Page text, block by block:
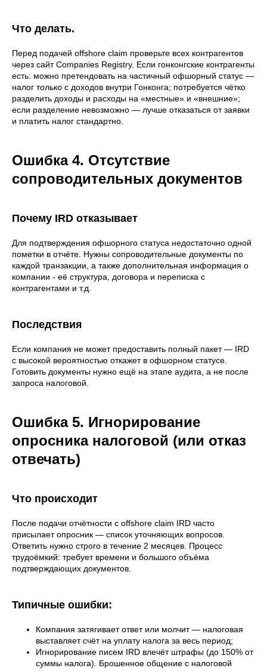
Что делать.
Перед подачей offshore claim проверьте всех контрагентов
через сайт Companies Registry. Если гонконгские контрагенты
есть: можно претендовать на частичный офшорный статус —
налог только с доходов внутри Гонконга; потребуется чётко
разделить доходы и расходы на «местные» и «внешние»;
если разделение невозможно — лучше отказаться от заявки
и платить налог стандартно.
Ошибка 4. Отсутствие
сопроводительных документов
Почему IRD отказывает
Для подтверждения офшорного статуса недостаточно одной
пометки в отчёте. Нужны сопроводительные документы по
каждой транзакции, а также дополнительная информация о
компании - её структура, договора и переписка с
контрагентами и т.д.
Последствия
Если компания не может предоставить полный пакет — IRD
с высокой вероятностью откажет в офшорном статусе.
Готовить документы нужно ещё на этапе аудита, а не после
запроса налоговой.
Ошибка 5. Игнорирование
опросника налоговой (или отказ
отвечать)
Что происходит
После подачи отчётности с offshore claim IRD часто
присылает опросник — список уточняющих вопросов.
Ответить нужно строго в течение 2 месяцев. Процесс
трудоёмкий: требует времени и большого объёма
подтверждающих документов.
Типичные ошибки:
Компания затягивает ответ или молчит — налоговая
выставляет счёт на уплату налога за весь период;
Игнорирование писем IRD влечёт штрафы (до 150% от
суммы налога). Брошенное общение с налоговой